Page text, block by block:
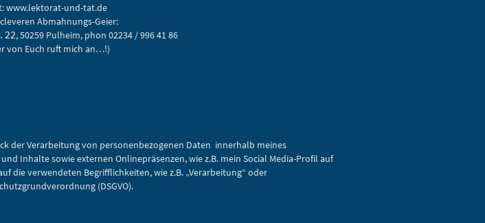
www.lektorat-und-tat.de
Abmahnungs-Geier:
22, 50259 Pulheim, phon 02234 / 996 41 86
von Euch ruft mich an…!)
der Verarbeitung von personenbezogenen Daten innerhalb meines
Inhalte sowie externen Onlinepräsenzen, wie z.B. mein Social Media-Profil auf
die verwendeten Begrifflichkeiten, wie z.B. „Verarbeitung“ oder
(DSGVO).